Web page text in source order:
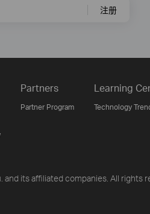
注册
Partners
Partner Program
Learning
Technology
its affiliated companies. All rights